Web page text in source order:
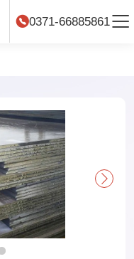
0371-66885861